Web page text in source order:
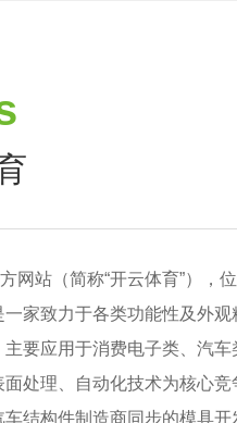
网站（简称“开云体育”），
家致力于各类功能性及外
要应用于消费电子类、汽
处理、自动化技术为核心
结构件制造商同步的模具